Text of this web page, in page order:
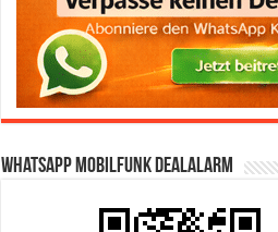
WhatsApp Mobilfunk DealAlarm